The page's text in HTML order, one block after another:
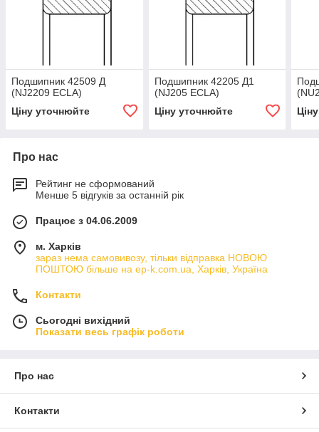
Подшипник 42509 Д
(NJ2209 ECLA)
Ціну уточнюйте
Подшипник 42205 Д1
(NJ205 ECLA)
Ціну уточнюйте
Про нас
Рейтинг не сформований
Менше 5 відгуків за останній рік
Працює з 04.06.2009
м. Харків
зараз нема самовивозу, тільки відправка НОВОЮ
ПОШТОЮ більше на ep-k.com.ua, Харків, Україна
Контакти
Сьогодні вихідний
Показати весь графік роботи
Про нас
Контакти